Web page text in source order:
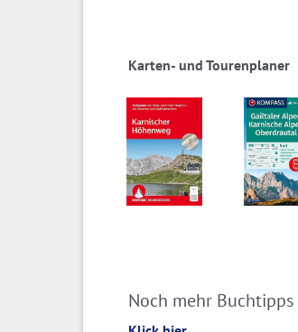
Karten- und Tourenplaner
Noch mehr Buchtipps